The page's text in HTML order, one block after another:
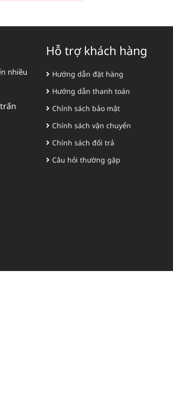
nhiều
Hỗ trợ khách hàng
Hướng dẫn đặt hàng
Hướng dẫn thanh toán
Chính sách bảo mật
Chính sách vận chuyển
Chính sách đổi trả
Câu hỏi thường gặp